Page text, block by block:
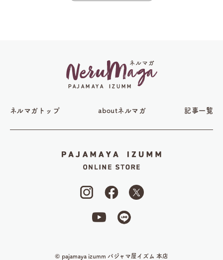
ネルマガトップ aboutネルマガ 記事一覧
© pajamaya izumm パジャマ屋イズム 本店